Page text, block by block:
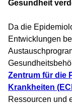
Gesundheit
Da die
Entwicklungen
Zentrum für die
Krankheiten
Ressourcen und